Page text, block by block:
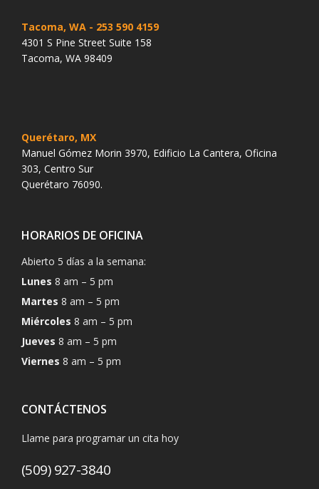
Tacoma, WA - 253 590 4159
4301 S Pine Street Suite 158
Tacoma, WA 98409
Querétaro, MX
Manuel Gómez Morin 3970, Edificio La Cantera, Oficina
303, Centro Sur
Querétaro 76090.
HORARIOS DE OFICINA
Abierto 5 días a la semana:
Lunes 8 am – 5 pm
Martes 8 am – 5 pm
Miércoles 8 am – 5 pm
Jueves 8 am – 5 pm
Viernes 8 am – 5 pm
CONTÁCTENOS
Llame para programar un cita hoy
(509) 927-3840